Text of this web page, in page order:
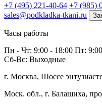
+7 (495) 221-40-64 +7 (985)
sales@podkladka-tkani.ru
Часы работы
Пн - Чт: 9:00 - 18:00 Пт:
Сб-Вс: Выходные
г. Москва, Шоссе
Моск. обл., г. Балашиха,